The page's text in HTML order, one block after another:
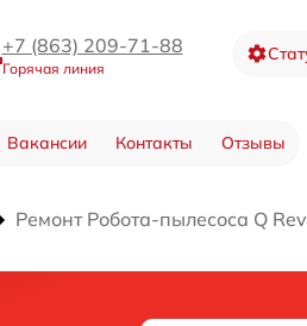
+7 (863) 209-71-88
Горячая линия
Вакансии Контакты Отзывы
Ремонт Робота-пылесоса Q